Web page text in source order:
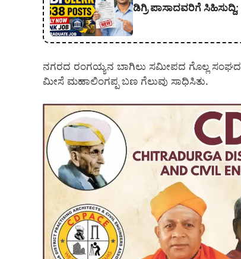
ಡಿಗ್ರಿ ಪಾಸಾದವರಿಗೆ
ನಗರದ ರಂಗಯ್ಯನ ಬಾಗಿಲು ಸಮೀಪದ ಗೊಲ್ಲ
ಮೀಸೆ ಮಹಾಲಿಂಗಪ್ಪ ಬಣ ಗೆಲುವು ಸಾಧಿಸಿತು.